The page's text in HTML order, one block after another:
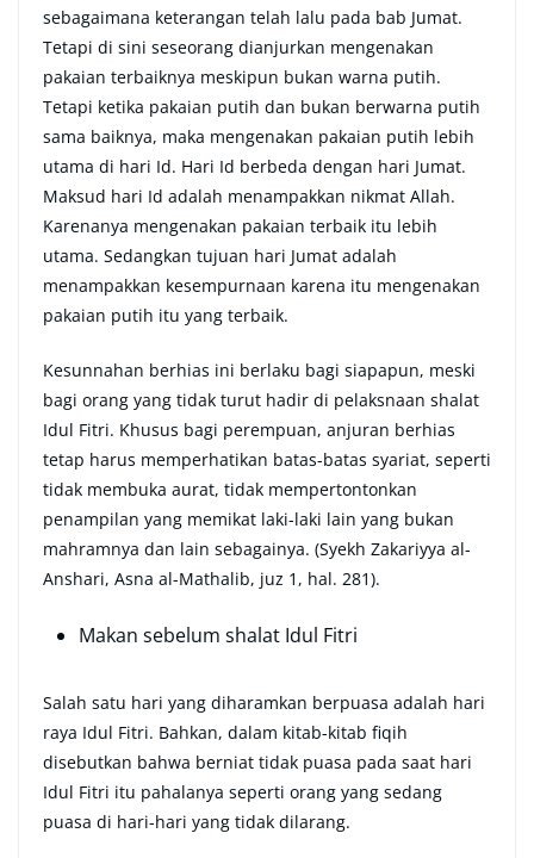
sebagaimana keterangan telah lalu pada bab Jumat.
Tetapi di sini seseorang dianjurkan mengenakan
pakaian terbaiknya meskipun bukan warna putih.
Tetapi ketika pakaian putih dan bukan berwarna putih
sama baiknya, maka mengenakan pakaian putih lebih
utama di hari Id. Hari Id berbeda dengan hari Jumat.
Maksud hari Id adalah menampakkan nikmat Allah.
Karenanya mengenakan pakaian terbaik itu lebih
utama. Sedangkan tujuan hari Jumat adalah
menampakkan kesempurnaan karena itu mengenakan
pakaian putih itu yang terbaik.
Kesunnahan berhias ini berlaku bagi siapapun, meski
bagi orang yang tidak turut hadir di pelaksnaan shalat
Idul Fitri. Khusus bagi perempuan, anjuran berhias
tetap harus memperhatikan batas-batas syariat, seperti
tidak membuka aurat, tidak mempertontonkan
penampilan yang memikat laki-laki lain yang bukan
mahramnya dan lain sebagainya. (Syekh Zakariyya al-
Anshari, Asna al-Mathalib, juz 1, hal. 281).
Makan sebelum shalat Idul Fitri
Salah satu hari yang diharamkan berpuasa adalah hari
raya Idul Fitri. Bahkan, dalam kitab-kitab fiqih
disebutkan bahwa berniat tidak puasa pada saat hari
Idul Fitri itu pahalanya seperti orang yang sedang
puasa di hari-hari yang tidak dilarang.